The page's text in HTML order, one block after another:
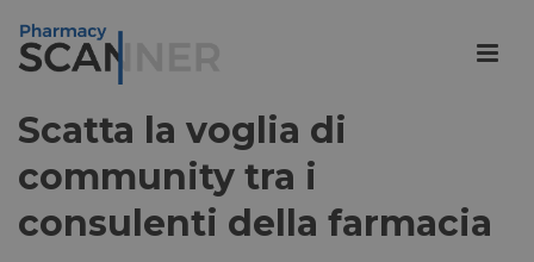
Scatta la voglia di
community tra i
consulenti della farmacia